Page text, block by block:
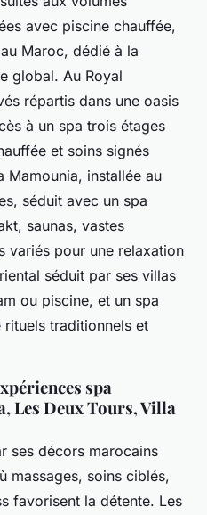
avec piscine chauffée,
Maroc, dédié à la
global. Au Royal
répartis dans une oasis
à un spa trois étages
et soins signés
Mamounia, installée au
séduit avec un spa
saunas, vastes
variés pour une relaxation
séduit par ses villas
ou piscine, et un spa
rituels traditionnels et
spa
Les Deux Tours, Villa
ses décors marocains
massages, soins ciblés,
favorisent la détente. Les